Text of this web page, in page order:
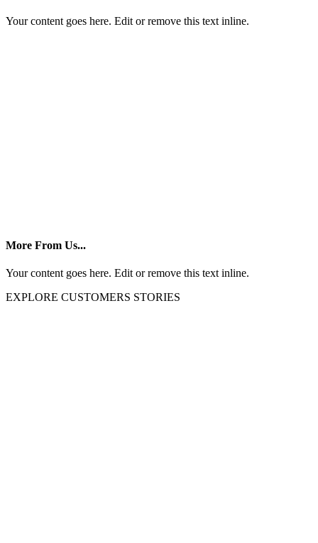
Your content goes here. Edit or remove this text inline.
More From Us...
Your content goes here. Edit or remove this text inline.
EXPLORE CUSTOMERS STORIES